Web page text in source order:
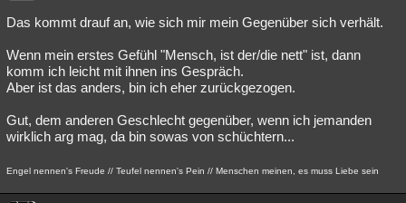
Spiritualität Verschwörungen Technologie Ufologie
Natur Umfragen Unterhaltung
weitere Rubriken
Astronomie Helpdesk Gruppen Gaming
Das kommt drauf an, wie sich mir mein Gegenüber sich verhält.
Wenn mein erstes Gefühl "Mensch, ist der/die nett" ist, dann
komm ich leicht mit ihnen ins Gespräch.
Aber ist das anders, bin ich eher zurückgezogen.
Gut, dem anderen Geschlecht gegenüber, wenn ich jemanden
wirklich arg mag, da bin sowas von schüchtern...
Engel nennen's Freude // Teufel nennen's Pein // Menschen meinen, es muss Liebe sein